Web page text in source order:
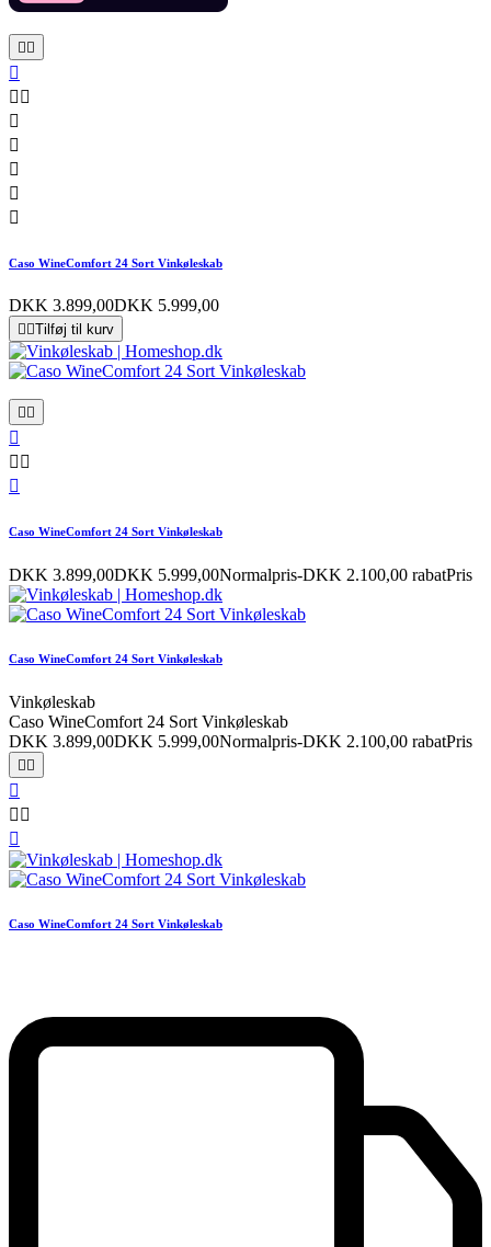


 





Caso WineComfort 24 Sort Vinkøleskab
DKK 3.899,00DKK 5.999,00
 Tilføj til kurv
 

 

Caso WineComfort 24 Sort Vinkøleskab
DKK 3.899,00DKK 5.999,00Normalpris-DKK 2.100,00 rabatPris
Caso WineComfort 24 Sort Vinkøleskab
Vinkøleskab
Caso WineComfort 24 Sort Vinkøleskab
DKK 3.899,00DKK 5.999,00Normalpris-DKK 2.100,00 rabatPris
 

 

Caso WineComfort 24 Sort Vinkøleskab